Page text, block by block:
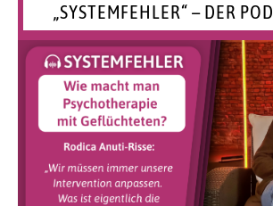
„SYSTEMFEHLER“ – DER